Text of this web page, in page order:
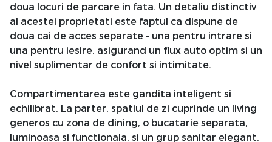
doua locuri de parcare in fata. Un detaliu distinctiv
al acestei proprietati este faptul ca dispune de
doua cai de acces separate – una pentru intrare si
una pentru iesire, asigurand un flux auto optim si un
nivel suplimentar de confort si intimitate.
Compartimentarea este gandita inteligent si
echilibrat. La parter, spatiul de zi cuprinde un living
generos cu zona de dining, o bucatarie separata,
luminoasa si functionala, si un grup sanitar elegant.